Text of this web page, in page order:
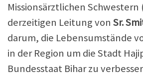
Missionsärztlichen Schwestern
derzeitigen Leitung von Sr.
darum, die Lebensumstände
in der Region um die Stadt
Bundesstaat Bihar zu